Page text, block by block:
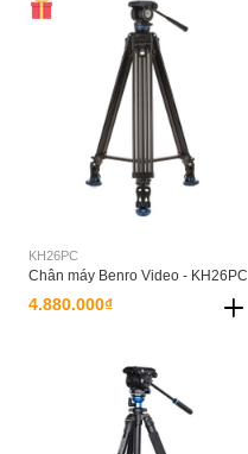
KH26PC
Chân máy Benro Video - KH26PC
4.880.000₫